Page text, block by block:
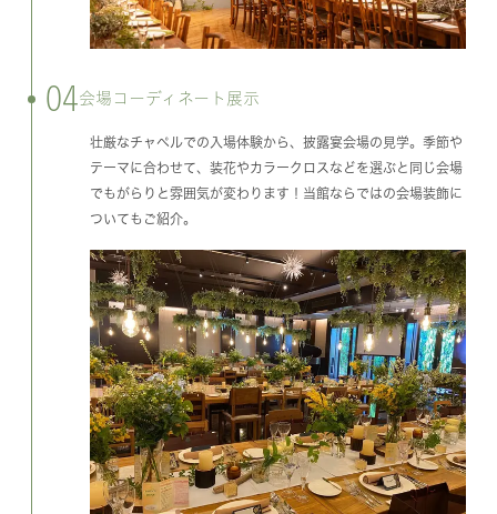
04会場コーディネート展示
壮厳なチャペルでの入場体験から、披露宴会場の見学。季節や
テーマに合わせて、装花やカラークロスなどを選ぶと同じ会場
でもがらりと雰囲気が変わります！当館ならではの会場装飾に
ついてもご紹介。